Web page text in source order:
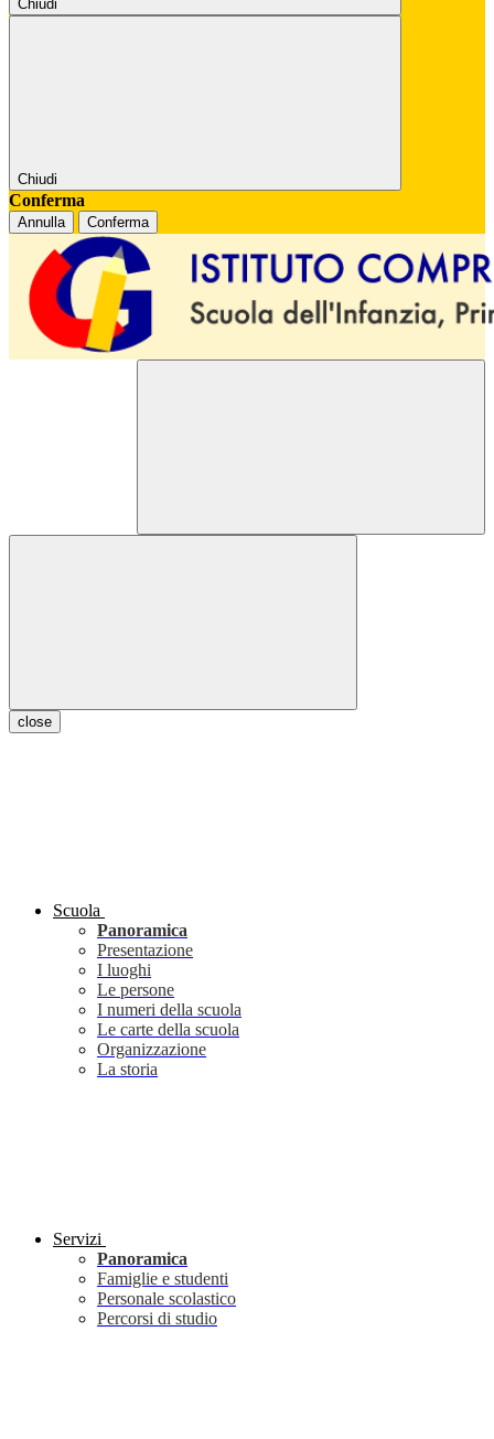
Chiudi
Chiudi
Conferma
Annulla Conferma
close
Scuola
Panoramica
Presentazione
I luoghi
Le persone
I numeri della scuola
Le carte della scuola
Organizzazione
La storia
Servizi
Panoramica
Famiglie e studenti
Personale scolastico
Percorsi di studio